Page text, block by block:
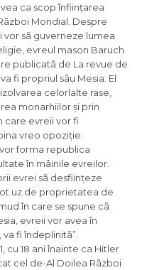
ca scop înființarea
Mondial. Despre
vor sã guverneze lumea
evreul mason Baruch
publicatã de La revue de
fi propriul sãu Mesia. El
celorlalte rase,
monarhiilor și prin
care evreii vor fi
vreo opoziție.
forma republica
în mâinile evreilor.
evrei sã desființeze
uz de proprietatea de
în care se spune cã
evreii vor avea în
fi îndeplinitã”.
cu 18 ani înainte ca Hitler
cel de-Al Doilea Rãzboi